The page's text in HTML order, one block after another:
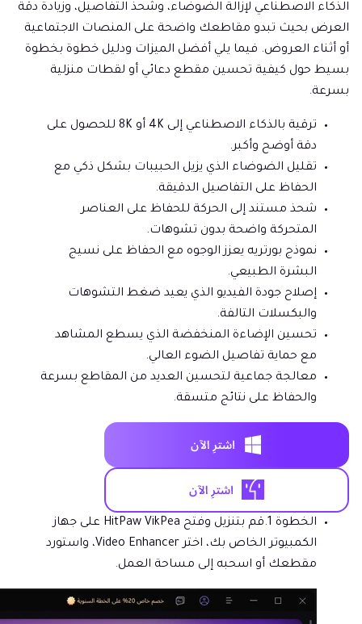
الذكاء الاصطناعي لإزالة الضوضاء، وشحذ التفاصيل، وزيادة دقة
العرض بحيث تبدو مقاطعك واضحة على المنصات الاجتماعية
أو أثناء العروض. فيما يلي أفضل الميزات ودليل خطوة بخطوة
بسيط حول كيفية تحسين مقطع دعائي أو لقطات منزلية
بسرعة.
ترقية بالذكاء الاصطناعي إلى 4K أو 8K للحصول على
دقة أوضح وأكبر.
تقليل الضوضاء الذي يزيل الحبيبات بشكل ذكي مع
الحفاظ على التفاصيل الدقيقة.
شحذ مستند إلى الحركة للحفاظ على العناصر
المتحركة واضحة بدون تشوهات.
نموذج بورتريه يعزز الوجوه مع الحفاظ على نسيج
البشرة الطبيعي.
إصلاح جودة الفيديو الذي يعيد ضغط التشوهات
والبكسلات التالفة.
تحسين الإضاءة المنخفضة الذي يسطع المشاهد
مع حماية تفاصيل الضوء العالي.
معالجة جماعية لتحسين العديد من المقاطع بسرعة
والحفاظ على نتائج متسقة.
الخطوة 1.
قم بتنزيل وفتح HitPaw VikPea على جهاز
الكمبيوتر الخاص بك، اختر Video Enhancer، واستورد
مقطعك أو اسحبه إلى مساحة العمل.